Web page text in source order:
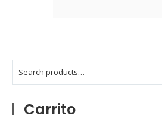
Carrito